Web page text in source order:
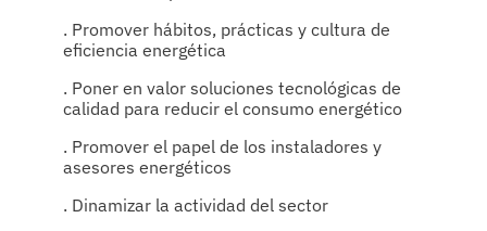
. Promover hábitos, prácticas y cultura de
eficiencia energética
. Poner en valor soluciones tecnológicas de
calidad para reducir el consumo energético
. Promover el papel de los instaladores y
asesores energéticos
. Dinamizar la actividad del sector